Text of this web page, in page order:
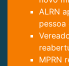
ALRN
pessoa
MPRN